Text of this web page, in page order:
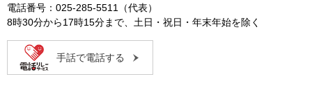
電話番号：025-285-5511（代表）
8時30分から17時15分まで、土日・祝日・年末年始を除く
手話で電話する